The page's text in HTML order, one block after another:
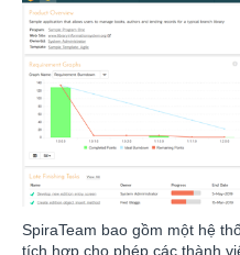
SpiraTeam bao gồm một hệ
tích hợp cho phép các thành